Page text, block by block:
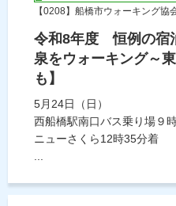
【0208】船橋市ウォーキング協
令和8年度 恒例の宿
泉をウォーキング～
も】
5月24日（日）
西船橋駅南口バス乗り場
ニューさくら12時35分着